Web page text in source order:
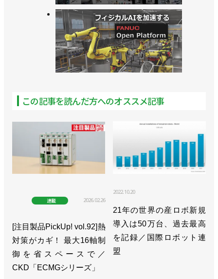
この記事を読んだ方へのオススメ記事
連載 2026.02.26
[注目製品PickUp! vol.92]熱
対策がカギ！ 最大16軸制
御を省スペースで／
CKD「ECMGシリーズ」
2022.10.20
21年の世界の産ロボ新規
導入は50万台、過去最高
を記録／国際ロボット連
盟